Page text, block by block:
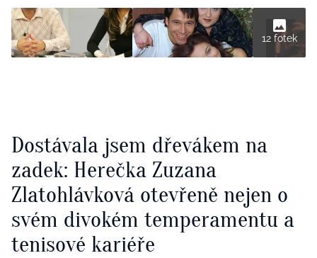
12 fotek
Dostávala jsem dřevákem na
zadek: Herečka Zuzana
Zlatohlávková otevřeně nejen o
svém divokém temperamentu a
tenisové kariéře